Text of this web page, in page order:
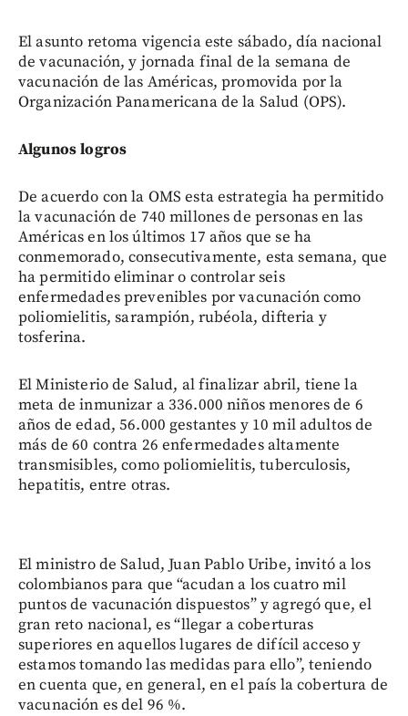
El asunto retoma vigencia este sábado, día nacional
de vacunación, y jornada final de la semana de
vacunación de las Américas, promovida por la
Organización Panamericana de la Salud (OPS).
Algunos logros
De acuerdo con la OMS esta estrategia ha permitido
la vacunación de 740 millones de personas en las
Américas en los últimos 17 años que se ha
conmemorado, consecutivamente, esta semana, que
ha permitido eliminar o controlar seis
enfermedades prevenibles por vacunación como
poliomielitis, sarampión, rubéola, difteria y
tosferina.
El Ministerio de Salud, al finalizar abril, tiene la
meta de inmunizar a 336.000 niños menores de 6
años de edad, 56.000 gestantes y 10 mil adultos de
más de 60 contra 26 enfermedades altamente
transmisibles, como poliomielitis, tuberculosis,
hepatitis, entre otras.
El ministro de Salud, Juan Pablo Uribe, invitó a los
colombianos para que “acudan a los cuatro mil
puntos de vacunación dispuestos” y agregó que, el
gran reto nacional, es “llegar a coberturas
superiores en aquellos lugares de difícil acceso y
estamos tomando las medidas para ello”, teniendo
en cuenta que, en general, en el país la cobertura de
vacunación es del 96 %.